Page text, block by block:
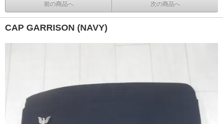
前の商品へ 次の商品へ
CAP GARRISON (NAVY)